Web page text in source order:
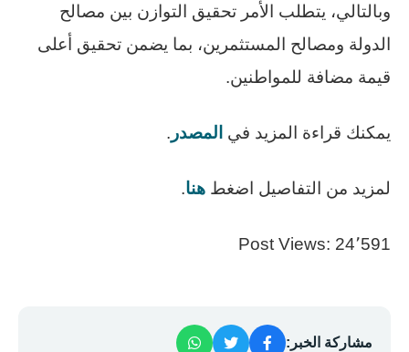
وبالتالي، يتطلب الأمر تحقيق التوازن بين مصالح
الدولة ومصالح المستثمرين، بما يضمن تحقيق أعلى
قيمة مضافة للمواطنين.
يمكنك قراءة المزيد في المصدر .
لمزيد من التفاصيل اضغط هنا.
Post Views: 24٬591
مشاركة الخبر: